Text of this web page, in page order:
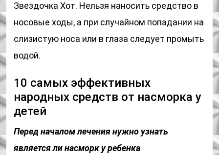
Звездочка Хот. Нельзя наносить средство в
носовые ходы, а при случайном попадании на
слизистую носа или в глаза следует промыть
водой.
10 самых эффективных
народных средств от насморка у
детей
Перед началом лечения нужно узнать
является ли насморк у ребенка